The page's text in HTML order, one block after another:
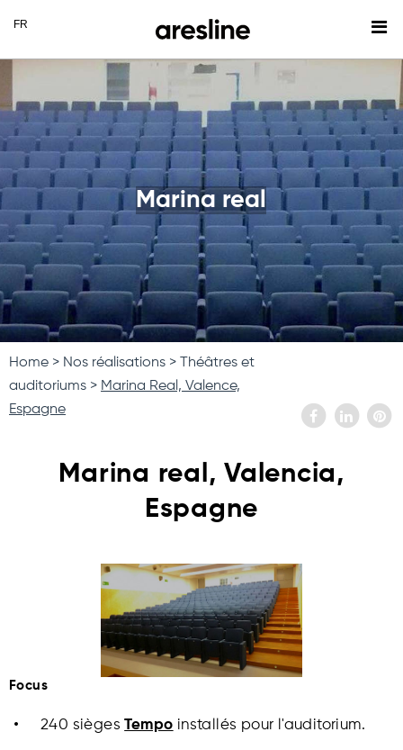
Marina real
Home Nos réalisations
Théâtres et
auditoriums
Marina Real, Valence,
Espagne
Marina real, Valencia,
Espagne
Focus
240 siègesTempo installés pour l'auditorium.